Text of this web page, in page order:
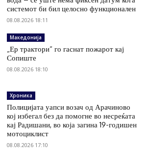
системот би бил целосно функционален
08.08.2026 18:11
Македонија
„Ер трактори“ го гаснат пожарот кај
Сопиште
08.08.2026 18:10
Хроника
Полицијата уапси возач од Арачиново
кој избегал без да помогне во несреќата
кај Радишани, во која загина 19-годишен
мотоциклист
08.08.2026 17:10